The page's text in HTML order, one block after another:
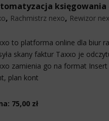
księgowania
, Rachmistrz nexo, Rewizor
to platforma online dla biur
skany faktur Taxxo je
zamienia go na format
plan kont
75,00 zł